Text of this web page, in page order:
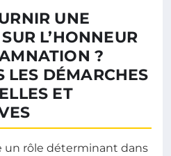
UNE
L’HONNEUR
?
LES DÉMARCHES
ET
rôle déterminant dans